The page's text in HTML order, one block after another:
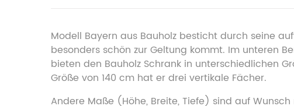
Modell Bayern aus Bauholz besticht durch seine
besonders schön zur Geltung kommt. Im unteren
bieten den Bauholz Schrank in unterschiedlichen
Größe von 140 cm hat er drei vertikale Fächer.
Andere Maße (Höhe, Breite, Tiefe) sind auf